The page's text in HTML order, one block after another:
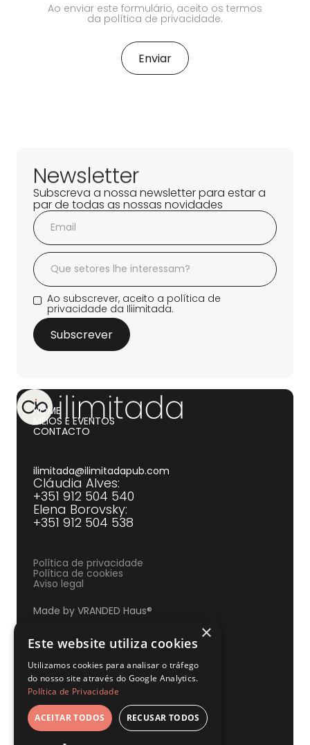
Ao enviar este formulário, aceito os termos
da política de privacidade.
Newsletter
Subscreva a nossa newsletter para estar a
par de todas as nossas novidades
Ao subscrever, aceito a política de
privacidade da Iliimitada.
HOME
MEIOS E EVENTOS
CONTACTO
ilimitada@ilimitadapub.com
Cláudia Alves:
+351 912 504 540‍
Elena Borovsky:
+351 912 504 538
Política de privacidade
Política de cookies
Aviso legal
Made by VRANDED Haus®
×
Este website utiliza cookies
Utilizamos cookies para analisar o tráfego
do nosso site através do Google Analytics.
Política de Privacidade
ACEITAR TODOS RECUSAR TODOS